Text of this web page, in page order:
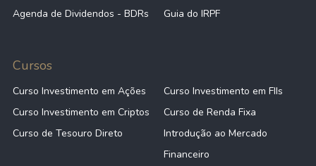
Agenda de Dividendos - BDRs Guia do IRPF
Cursos
Curso Investimento em Ações
Curso Investimento em FIIs
Curso Investimento em Criptos
Curso de Renda Fixa
Curso de Tesouro Direto
Introdução ao Mercado
Financeiro